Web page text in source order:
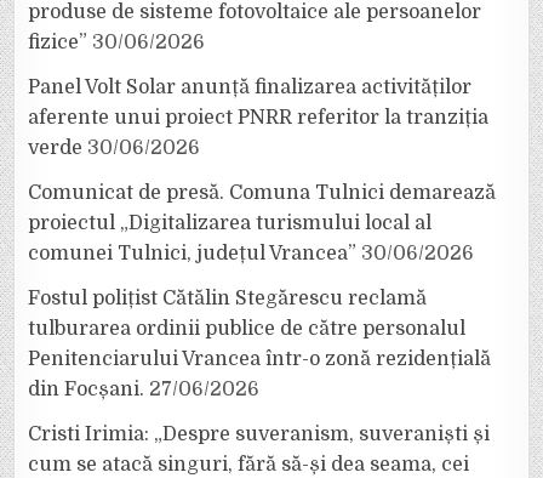
produse de sisteme fotovoltaice ale persoanelor
fizice” 30/06/2026
Panel Volt Solar anunță finalizarea activităților
aferente unui proiect PNRR referitor la tranziția
verde 30/06/2026
Comunicat de presă. Comuna Tulnici demarează
proiectul „Digitalizarea turismului local al
comunei Tulnici, județul Vrancea” 30/06/2026
Fostul polițist Cătălin Stegărescu reclamă
tulburarea ordinii publice de către personalul
Penitenciarului Vrancea într-o zonă rezidențială
din Focșani. 27/06/2026
Cristi Irimia: „Despre suveranism, suveraniști și
cum se atacă singuri, fără să-și dea seama, cei